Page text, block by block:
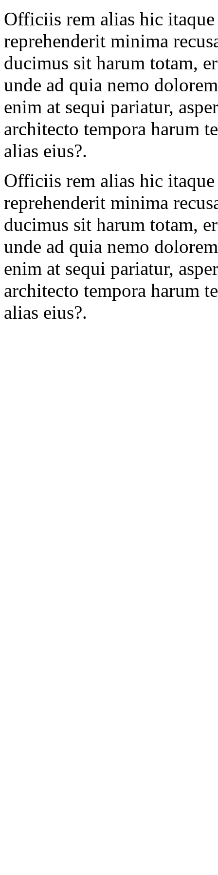
Officiis rem alias hic
reprehenderit minima
ducimus sit harum totam,
unde ad quia nemo
enim at sequi pariatur,
architecto tempora harum
alias eius?.
Officiis rem alias hic
reprehenderit minima
ducimus sit harum totam,
unde ad quia nemo
enim at sequi pariatur,
architecto tempora harum
alias eius?.